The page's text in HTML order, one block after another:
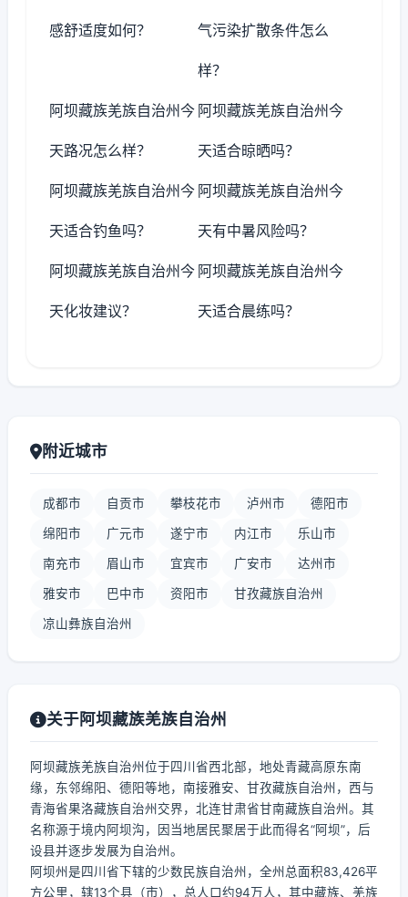
感舒适度如何？ 气污染扩散条件怎么
样？
阿坝藏族羌族自治州今
天路况怎么样？
阿坝藏族羌族自治州今
天适合晾晒吗？
阿坝藏族羌族自治州今
天适合钓鱼吗？
阿坝藏族羌族自治州今
天有中暑风险吗？
阿坝藏族羌族自治州今
天化妆建议？
阿坝藏族羌族自治州今
天适合晨练吗？
附近城市
成都市 自贡市 攀枝花市 泸州市 德阳市
绵阳市 广元市 遂宁市 内江市 乐山市
南充市 眉山市 宜宾市 广安市 达州市
雅安市 巴中市 资阳市 甘孜藏族自治州
凉山彝族自治州
关于阿坝藏族羌族自治州
阿坝藏族羌族自治州位于四川省西北部，地处青藏高原东南
缘，东邻绵阳、德阳等地，南接雅安、甘孜藏族自治州，西与
青海省果洛藏族自治州交界，北连甘肃省甘南藏族自治州。其
名称源于境内阿坝沟，因当地居民聚居于此而得名“阿坝”，后
设县并逐步发展为自治州。
阿坝州是四川省下辖的少数民族自治州，全州总面积83,426平
方公里，辖13个县（市），总人口约94万人，其中藏族、羌族